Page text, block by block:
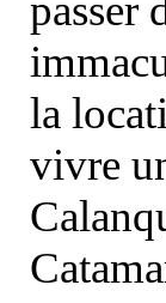
passer
la
vivre